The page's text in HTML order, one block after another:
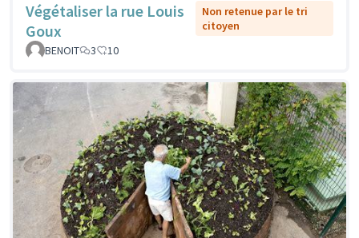
Végétaliser la rue Louis
Goux
Non retenue par le tri
citoyen
BENOIT
3 10